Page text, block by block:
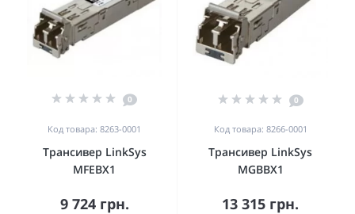
0
Код товара: 8263-0001
Трансивер LinkSys
MFEBX1
9 724 грн.
0
Код товара: 8266-0001
Трансивер LinkSys
MGBBX1
13 315 грн.